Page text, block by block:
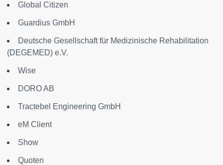
Global Citizen
Guardius GmbH
Deutsche Gesellschaft für Medizinische Rehabilitation
(DEGEMED) e.V.
Wise
DORO AB
Tractebel Engineering GmbH
eM Client
Show
Quoten